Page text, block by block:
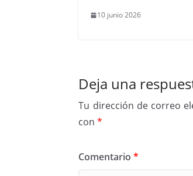
10 junio 2026
Deja una
Tu dirección de correo
con*
Comentario*